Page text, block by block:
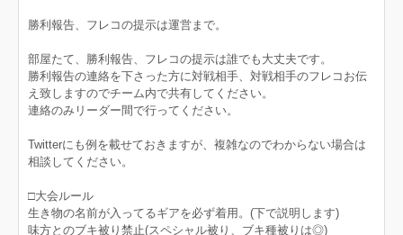
勝利報告、フレコの提示は運営まで。
部屋たて、勝利報告、フレコの提示は誰でも大丈夫です。
勝利報告の連絡を下さった方に対戦相手、対戦相手のフレコお伝
え致しますのでチーム内で共有してください。
連絡のみリーダー間で行ってください。
Twitterにも例を載せておきますが、複雑なのでわからない場合は
相談してください。
□大会ルール
生き物の名前が入ってるギアを必ず着用。(下で説明します)
味方とのブキ被り禁止(スペシャル被り、ブキ種被りは◎)